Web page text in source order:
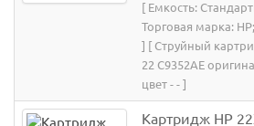
[ Емкость:
Торговая марка:
] [ Струйный
22 C9352AE
цвет - - ]
Картридж HP